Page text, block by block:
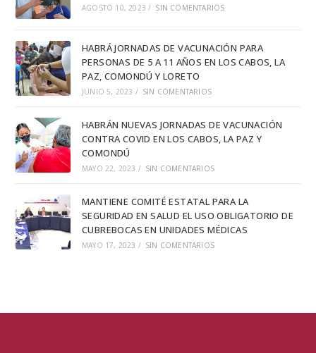
AGOSTO 10, 2023 / SIN COMENTARIOS
HABRÁ JORNADAS DE VACUNACIÓN PARA
PERSONAS DE 5 A 11 AÑOS EN LOS CABOS, LA
PAZ, COMONDÚ Y LORETO
JUNIO 5, 2023 / SIN COMENTARIOS
HABRÁN NUEVAS JORNADAS DE VACUNACIÓN
CONTRA COVID EN LOS CABOS, LA PAZ Y
COMONDÚ
MAYO 22, 2023 / SIN COMENTARIOS
MANTIENE COMITÉ ESTATAL PARA LA
SEGURIDAD EN SALUD EL USO OBLIGATORIO DE
CUBREBOCAS EN UNIDADES MÉDICAS
MAYO 17, 2023 / SIN COMENTARIOS